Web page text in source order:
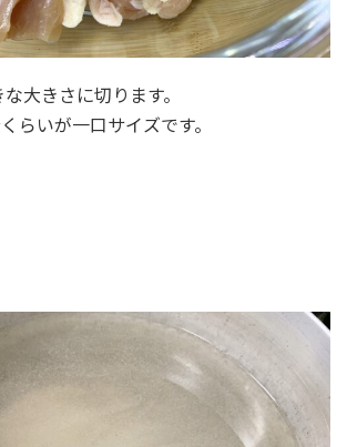
大きさに切ります。
らいが一口サイズです。